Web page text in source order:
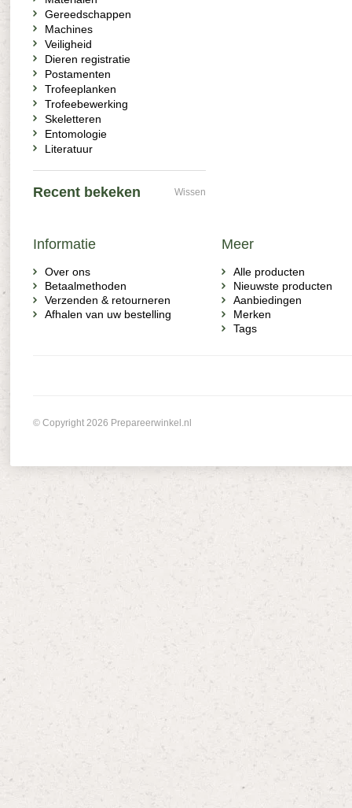
Gereedschappen
Machines
Veiligheid
Dieren registratie
Postamenten
Trofeeplanken
Trofeebewerking
Skeletteren
Entomologie
Literatuur
Recent bekeken Wissen
Informatie
Over ons
Betaalmethoden
Verzenden & retourneren
Afhalen van uw bestelling
Meer
Alle producten
Nieuwste producten
Aanbiedingen
Merken
Tags
© Copyright 2026 Prepareerwinkel.nl